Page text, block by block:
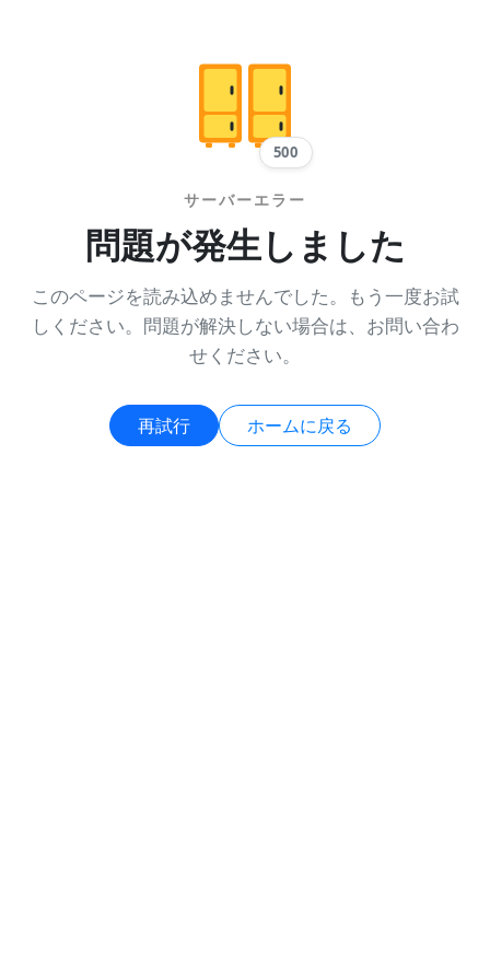
500
サーバーエラー
問題が発生しました
このページを読み込めませんでした。もう一度お試
しください。問題が解決しない場合は、お問い合わ
せください。
再試行 ホームに戻る